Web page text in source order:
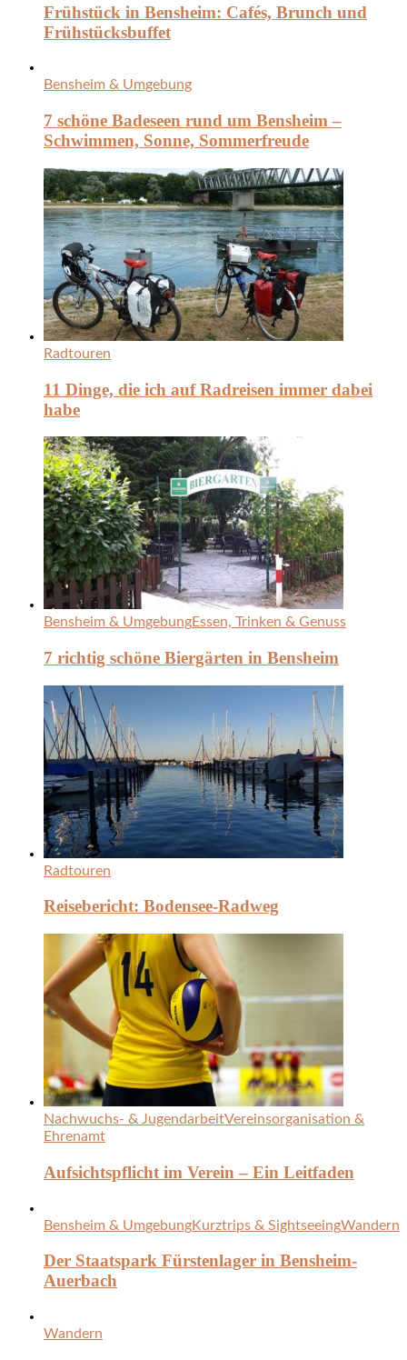
Frühstück in Bensheim: Cafés, Brunch und
Frühstücksbuffet
Bensheim & Umgebung
7 schöne Badeseen rund um Bensheim –
Schwimmen, Sonne, Sommerfreude
Radtouren
11 Dinge, die ich auf Radreisen immer dabei
habe
Bensheim & UmgebungEssen, Trinken & Genuss
7 richtig schöne Biergärten in Bensheim
Radtouren
Reisebericht: Bodensee-Radweg
Nachwuchs- & JugendarbeitVereinsorganisation &
Ehrenamt
Aufsichtspflicht im Verein – Ein Leitfaden
Bensheim & UmgebungKurztrips & SightseeingWandern
Der Staatspark Fürstenlager in Bensheim-
Auerbach
Wandern